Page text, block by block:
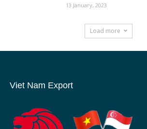
13 January, 2023
Load more
Viet Nam Export